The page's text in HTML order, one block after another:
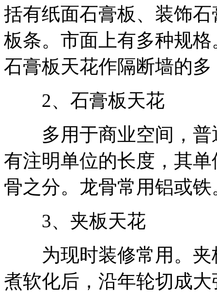
括有纸面石膏板、装饰
板条。市面上有多种规
石膏板天花作隔断墙的
2、石膏板天花
多用于商业空间，普
有注明单位的长度，其
骨之分。龙骨常用铝或铁
3、夹板天花
为现时装修常用。夹
煮软化后，沿年轮切成